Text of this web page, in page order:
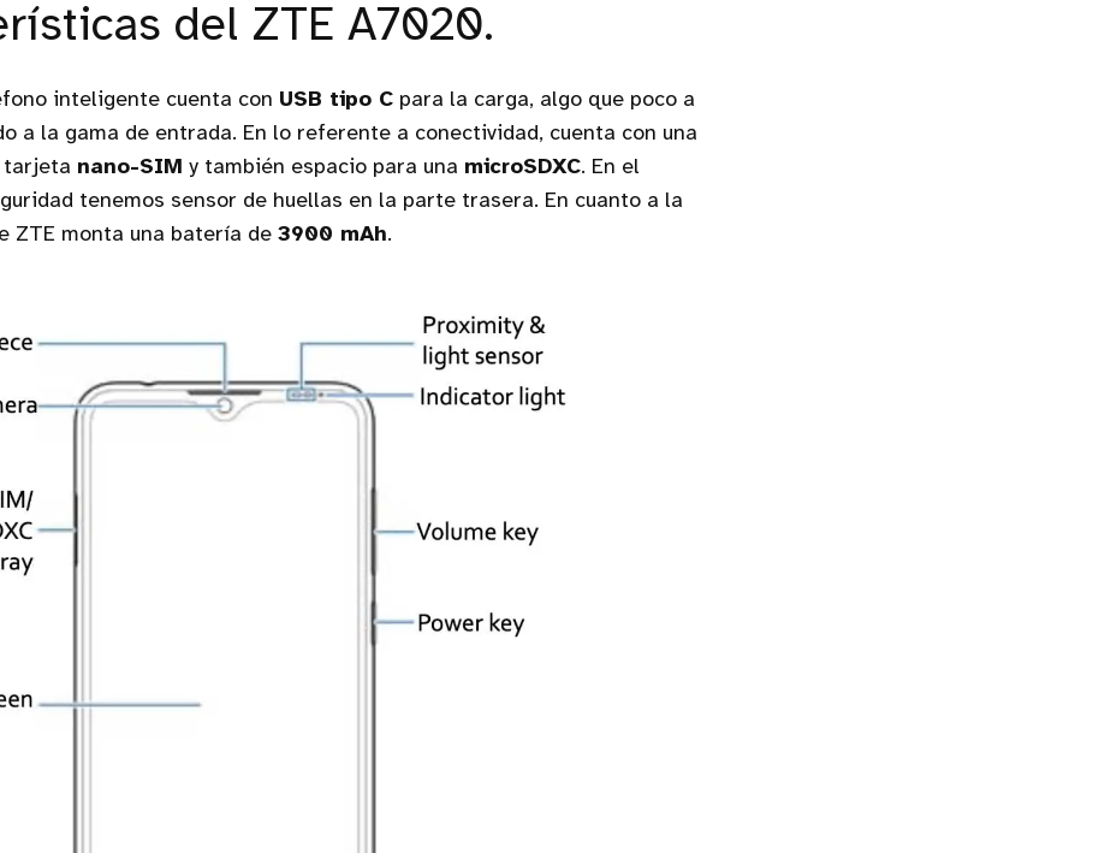
del ZTE A7020.
inteligente cuenta con USB tipo C para la carga, algo que poco a
a la gama de entrada. En lo referente a conectividad, cuenta con una
tarjeta nano-SIM y también espacio para una microSDXC. En el
tenemos sensor de huellas en la parte trasera. En cuanto a la
ZTE monta una batería de 3900 mAh.